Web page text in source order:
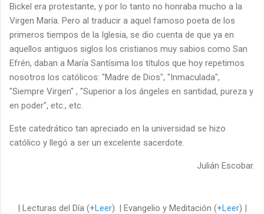
Bickel era protestante, y por lo tanto no honraba mucho a la
Virgen María. Pero al traducir a aquel famoso poeta de los
primeros tiempos de la Iglesia, se dio cuenta de que ya en
aquellos antiguos siglos los cristianos muy sabios como San
Efrén, daban a María Santísima los títulos que hoy repetimos
nosotros los católicos: "Madre de Dios", "Inmaculada",
"Siempre Virgen" , "Superior a los ángeles en santidad, pureza y
en poder", etc., etc.
Este catedrático tan apreciado en la universidad se hizo
católico y llegó a ser un excelente sacerdote.
Julián Escobar.
| Lecturas del Día (+Leer). | Evangelio y Meditación (+Leer) |